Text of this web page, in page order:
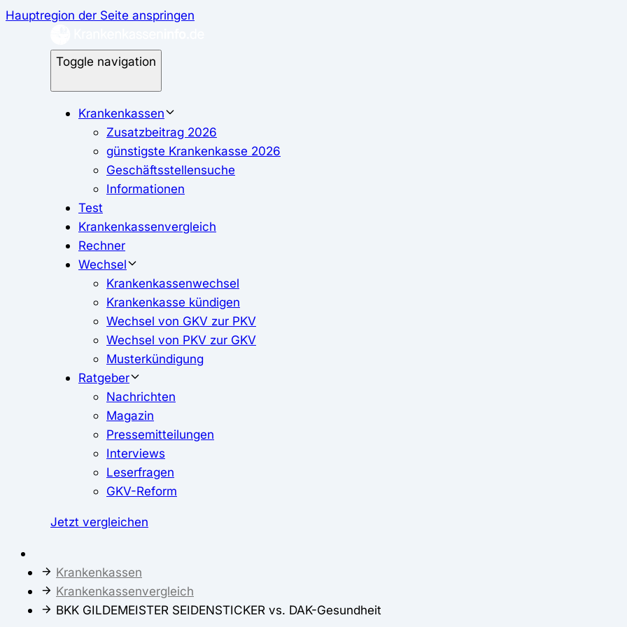
Hauptregion der Seite anspringen
Toggle navigation
Krankenkassen
Zusatzbeitrag 2026
günstigste Krankenkasse 2026
Geschäftsstellensuche
Informationen
Test
Krankenkassenvergleich
Rechner
Wechsel
Krankenkassenwechsel
Krankenkasse kündigen
Wechsel von GKV zur PKV
Wechsel von PKV zur GKV
Musterkündigung
Ratgeber
Nachrichten
Magazin
Pressemitteilungen
Interviews
Leserfragen
GKV-Reform
Jetzt vergleichen
Krankenkassen
Krankenkassenvergleich
BKK GILDEMEISTER SEIDENSTICKER vs. DAK-Gesundheit